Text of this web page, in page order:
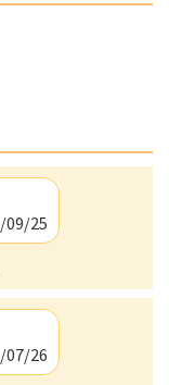
09/25
07/26